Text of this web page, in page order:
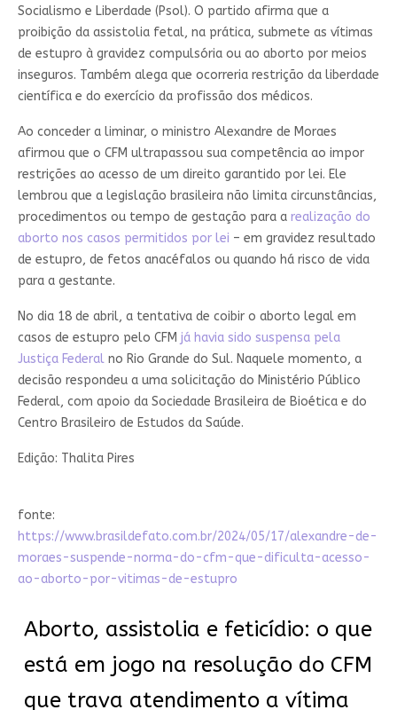
Socialismo e Liberdade (Psol). O partido afirma que a
proibição da assistolia fetal, na prática, submete as vítimas
de estupro à gravidez compulsória ou ao aborto por meios
inseguros. Também alega que ocorreria restrição da liberdade
científica e do exercício da profissão dos médicos.
Ao conceder a liminar, o ministro Alexandre de Moraes
afirmou que o CFM ultrapassou sua competência ao impor
restrições ao acesso de um direito garantido por lei. Ele
lembrou que a legislação brasileira não limita circunstâncias,
procedimentos ou tempo de gestação para a realização do
aborto nos casos permitidos por lei – em gravidez resultado
de estupro, de fetos anacéfalos ou quando há risco de vida
para a gestante.
No dia 18 de abril, a tentativa de coibir o aborto legal em
casos de estupro pelo CFM já havia sido suspensa pela
Justiça Federalno Rio Grande do Sul. Naquele momento, a
decisão respondeu a uma solicitação do Ministério Público
Federal, com apoio da Sociedade Brasileira de Bioética e do
Centro Brasileiro de Estudos da Saúde.
Edição: Thalita Pires
fonte:
https://www.brasildefato.com.br/2024/05/17/alexandre-de-
moraes-suspende-norma-do-cfm-que-dificulta-acesso-
ao-aborto-por-vitimas-de-estupro
Aborto, assistolia e feticídio: o que
está em jogo na resolução do CFM
que trava atendimento a vítima